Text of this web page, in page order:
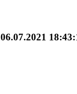
06.07.2021